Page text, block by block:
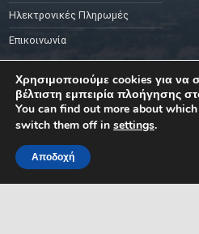
Ηλεκτρονικές Πληρωμές
Επικοινωνία
ΡΟΗ ΕΙΔΗΣΕΩΝ
Χρησιμοποιούμε cookies για να
βέλτιστη εμπειρία πλοήγησης
You can find out more about
switch them off in settings.
Αποδοχή